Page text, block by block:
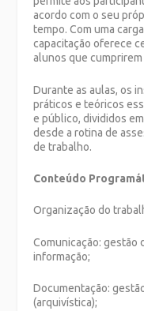
acordo com o seu
tempo. Com uma
capacitação oferece
alunos que
Durante as aulas, os
práticos e teóricos
e público, divididos
desde a rotina de
de trabalho.
Conteúdo
Organização do
Comunicação: gestão
informação;
Documentação:
(arquivística);